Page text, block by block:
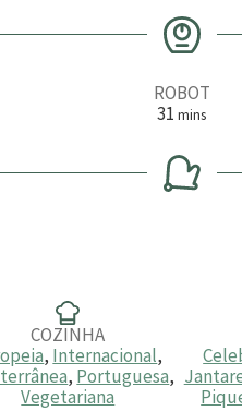
ROBOT
31m
n
t
mins
COZINHA
, Internacional,
, Portuguesa,
Vegetariana